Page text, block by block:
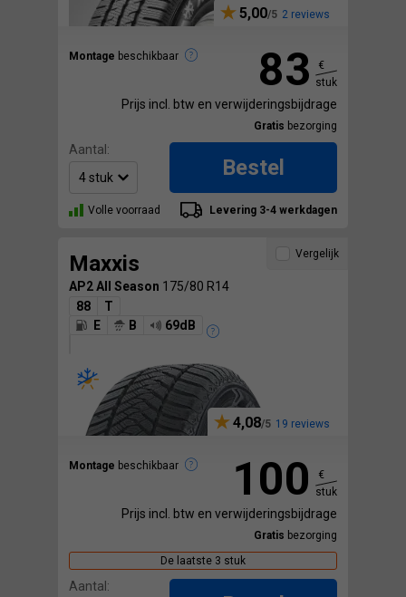
5,00 2 reviews
Montage beschikbaar 83
€
stuk
Prijs incl. btw en verwijderingsbijdrage
Gratis bezorging
Aantal:
Bestel
Volle voorraad Levering 3-4 werkdagen
Maxxis
AP2 All Season 175/80 R14
88
T
E
B 69dB
4,08 19 reviews
Montage beschikbaar
Vergelijk
100
€
stuk
Prijs incl. btw en verwijderingsbijdrage
Gratis bezorging
De laatste 3 stuk
Aantal: